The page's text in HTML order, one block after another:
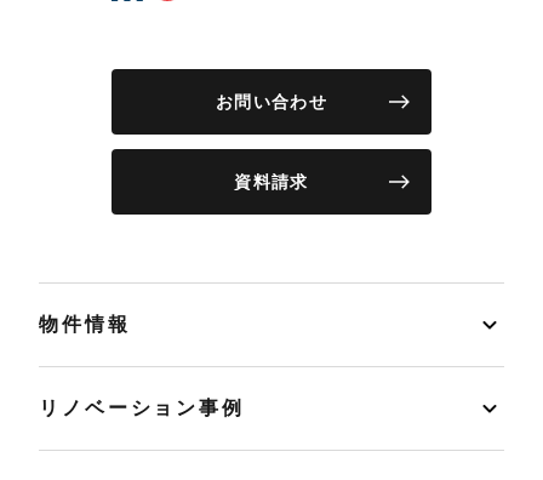
お問い合わせ
資料請求
物件情報
リノベーション事例